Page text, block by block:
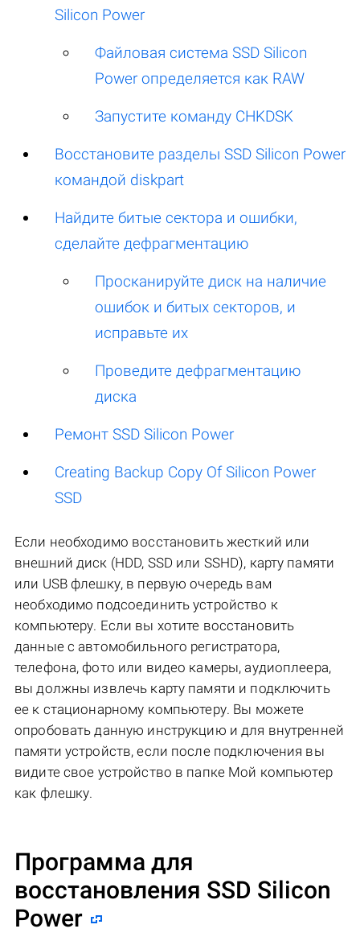
Silicon Power
Файловая система SSD Silicon
Power определяется как RAW
Запустите команду CHKDSK
Восстановите разделы SSD Silicon Power
командой diskpart
Найдите битые сектора и ошибки,
сделайте дефрагментацию
Просканируйте диск на наличие
ошибок и битых секторов, и
исправьте их
Проведите дефрагментацию
диска
Ремонт SSD Silicon Power
Creating Backup Copy Of Silicon Power
SSD
Если необходимо восстановить жесткий или
внешний диск (HDD, SSD или SSHD), карту памяти
или USB флешку, в первую очередь вам
необходимо подсоединить устройство к
компьютеру. Если вы хотите восстановить
данные с автомобильного регистратора,
телефона, фото или видео камеры, аудиоплеера,
вы должны извлечь карту памяти и подключить
ее к стационарному компьютеру. Вы можете
опробовать данную инструкцию и для внутренней
памяти устройств, если после подключения вы
видите свое устройство в папке Мой компьютер
как флешку.
Программа для
восстановления SSD Silicon
Power